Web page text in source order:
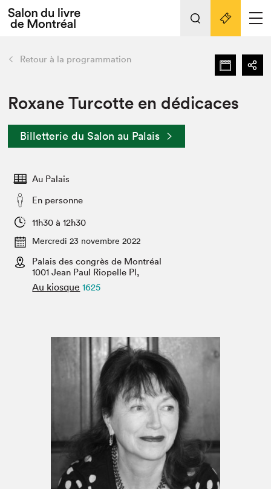
Espace exposant⋅e⋅s
Espace enseignant·e·s
Espace médias
L'événement
Préparer sa visite au Salon
Actualités
SLM PRO
retour Nos activités
Préparer sa visite
Salon dans la ville et en ligne
Projets partenaires
Liens pratiques
Retour à la programmation
Roxane Turcotte en dédicaces
Billetterie du Salon au Palais
Au Palais
En personne
11h30 à 12h30
Mercredi 23 novembre 2022
Palais des congrès de Montréal
1001 Jean Paul Riopelle Pl,
Au kiosque 1625